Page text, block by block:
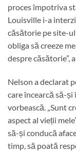
proces împotriva
Louisville i-a
căsătorie pe site-
obliga să creeze
despre căsătorie”,
Nelson a declarat
care încearcă să-
vorbească. „Sunt
aspect al vieții
să-și conducă
timp, să poată